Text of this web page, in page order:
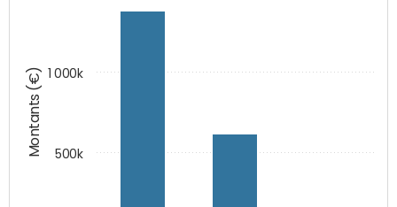
Montants (€) 500k
1 000k